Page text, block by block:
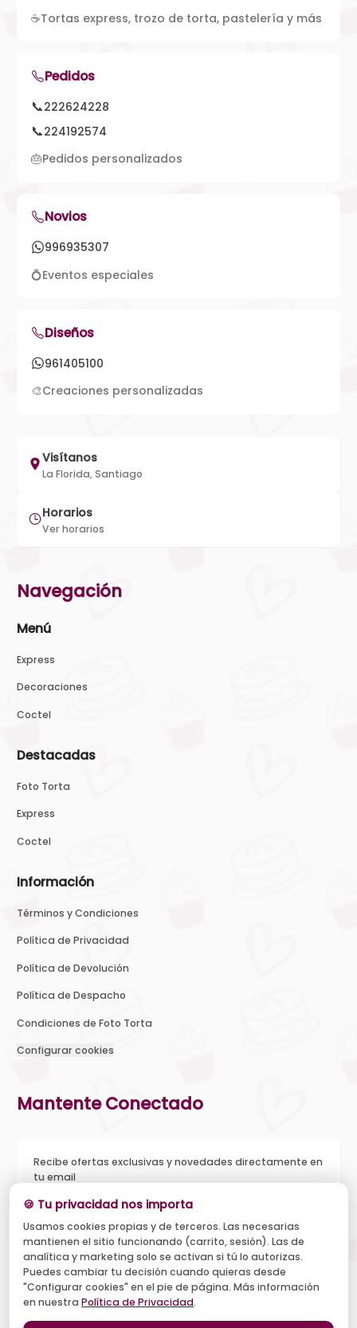
☕Tortas express, trozo de torta, pastelería y más
Pedidos
📞222624228
📞224192574
🎂Pedidos personalizados
Novios
996935307
💍Eventos especiales
Diseños
961405100
🎨Creaciones personalizadas
Visítanos
La Florida, Santiago
Horarios
Ver horarios
Navegación
Menú
Express
Decoraciones
Coctel
Destacadas
Foto Torta
Express
Coctel
Información
Términos y Condiciones
Política de Privacidad
Política de Devolución
Política de Despacho
Condiciones de Foto Torta
Configurar cookies
Mantente Conectado
Recibe ofertas exclusivas y novedades directamente en
tu email
Acepto recibir novedades y ofertas, y el tratamiento de mi
email según la Política de Privacidad . Puedo darme de baja
cuando quiera.
Suscribirse
🍪 Tu privacidad nos importa
Usamos cookies propias y de terceros. Las necesarias
mantienen el sitio funcionando (carrito, sesión). Las de
analítica y marketing solo se activan si tú lo autorizas.
Puedes cambiar tu decisión cuando quieras desde
"Configurar cookies" en el pie de página. Más información
en nuestra Política de Privacidad.